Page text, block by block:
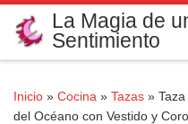
Saltar al contenido
La Magia de
Sentimiento
Inicio » Cocina » Tazas »
del Océano con Vestido y